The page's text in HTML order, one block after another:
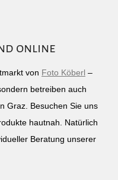
online
von Foto Köberl –
betreiben auch
Graz. Besuchen Sie uns
hautnah. Natürlich
Beratung unserer